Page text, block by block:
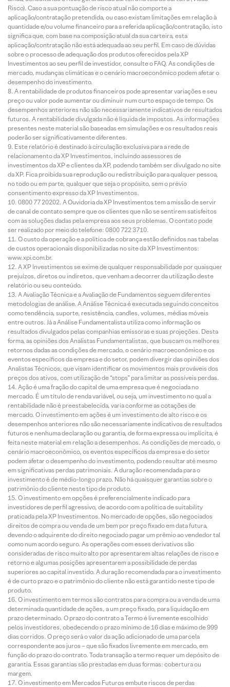
Risco). Caso a sua pontuação de risco atual não comporte a
aplicação/contratação pretendida, ou caso existam limitações em relação à
quantidade e/ou volume financeiro para a referida aplicação/contratação, isto
significa que, com base na composição atual da sua carteira, esta
aplicação/contratação não está adequada ao seu perfil. Em caso de dúvidas
sobre o processo de adequação dos produtos oferecidos pela XP
Investimentos ao seu perfil de investidor, consulte o FAQ. As condições de
mercado, mudanças climáticas e o cenário macroeconômico podem afetar o
desempenho do investimento.
A rentabilidade de produtos financeiros pode apresentar variações e seu
preço ou valor pode aumentar ou diminuir num curto espaço de tempo. Os
desempenhos anteriores não são necessariamente indicativos de resultados
futuros. A rentabilidade divulgada não é líquida de impostos. As informações
presentes neste material são baseadas em simulações e os resultados reais
poderão ser significativamente diferentes.
Este relatório é destinado à circulação exclusiva para a rede de
relacionamento da XP Investimentos, incluindo assessores de
investimentos da XP e clientes da XP, podendo também ser divulgado no site
da XP. Fica proibida sua reprodução ou redistribuição para qualquer pessoa,
no todo ou em parte, qualquer que seja o propósito, sem o prévio
consentimento expresso da XP Investimentos.
0800 77 20202. A Ouvidoria da XP Investimentos tem a missão de servir
de canal de contato sempre que os clientes que não se sentirem satisfeitos
com as soluções dadas pela empresa aos seus problemas. O contato pode
ser realizado por meio do telefone: 0800 722 3710.
O custo da operação e a política de cobrança estão definidos nas tabelas
de custos operacionais disponibilizadas no site da XP Investimentos:
www.xpi.com.br.
A XP Investimentos se exime de qualquer responsabilidade por quaisquer
prejuízos, diretos ou indiretos, que venham a decorrer da utilização deste
relatório ou seu conteúdo.
A Avaliação Técnica e a Avaliação de Fundamentos seguem diferentes
metodologias de análise. A Análise Técnica é executada seguindo conceitos
como tendência, suporte, resistência, candles, volumes, médias móveis
entre outros. Já a Análise Fundamentalista utiliza como informação os
resultados divulgados pelas companhias emissoras e suas projeções. Desta
forma, as opiniões dos Analistas Fundamentalistas, que buscam os melhores
retornos dadas as condições de mercado, o cenário macroeconômico e os
eventos específicos da empresa e do setor, podem divergir das opiniões dos
Analistas Técnicos, que visam identificar os movimentos mais prováveis dos
preços dos ativos, com utilização de “stops” para limitar as possíveis perdas.
Ação é uma fração do capital de uma empresa que é negociada no
mercado. É um título de renda variável, ou seja, um investimento no qual a
rentabilidade não é preestabelecida, varia conforme as cotações de
mercado. O investimento em ações é um investimento de alto risco e os
desempenhos anteriores não são necessariamente indicativos de resultados
futuros e nenhuma declaração ou garantia, de forma expressa ou implícita, é
feita neste material em relação a desempenhos. As condições de mercado, o
cenário macroeconômico, os eventos específicos da empresa e do setor
podem afetar o desempenho do investimento, podendo resultar até mesmo
em significativas perdas patrimoniais. A duração recomendada para o
investimento é de médio-longo prazo. Não há quaisquer garantias sobre o
patrimônio do cliente neste tipo de produto.
O investimento em opções é preferencialmente indicado para
investidores de perfil agressivo, de acordo com a política de suitability
praticada pela XP Investimentos. No mercado de opções, são negociados
direitos de compra ou venda de um bem por preço fixado em data futura,
devendo o adquirente do direito negociado pagar um prêmio ao vendedor tal
como num acordo seguro. As operações com esses derivativos são
consideradas de risco muito alto por apresentarem altas relações de risco e
retorno e algumas posições apresentarem a possibilidade de perdas
superiores ao capital investido. A duração recomendada para o investimento
é de curto prazo e o patrimônio do cliente não está garantido neste tipo de
produto.
O investimento em termos são contratos para compra ou a venda de uma
determinada quantidade de ações, a um preço fixado, para liquidação em
prazo determinado. O prazo do contrato a Termo é livremente escolhido
pelos investidores, obedecendo o prazo mínimo de 16 dias e máximo de 999
dias corridos. O preço será o valor da ação adicionado de uma parcela
correspondente aos juros – que são fixados livremente em mercado, em
função do prazo do contrato. Toda transação a termo requer um depósito de
garantia. Essas garantias são prestadas em duas formas: cobertura ou
margem.
O investimento em Mercados Futuros embute riscos de perdas